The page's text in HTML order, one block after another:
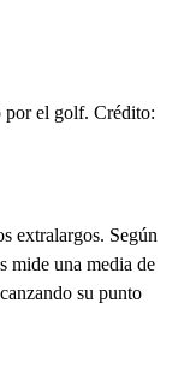
por el golf. Crédito:
extralargos. Según
mide una media de
su punto